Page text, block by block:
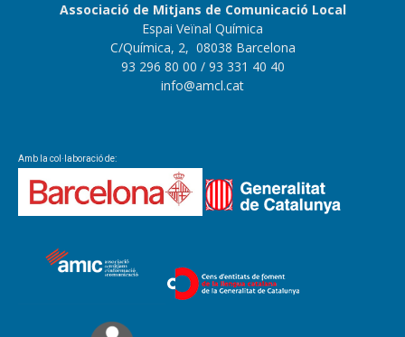
Associació de Mitjans de Comunicació Local
Espai Veïnal Química
C/Química, 2, 08038 Barcelona
93 296 80 00 / 93 331 40 40
info@amcl.cat
Amb la col·laboració de: